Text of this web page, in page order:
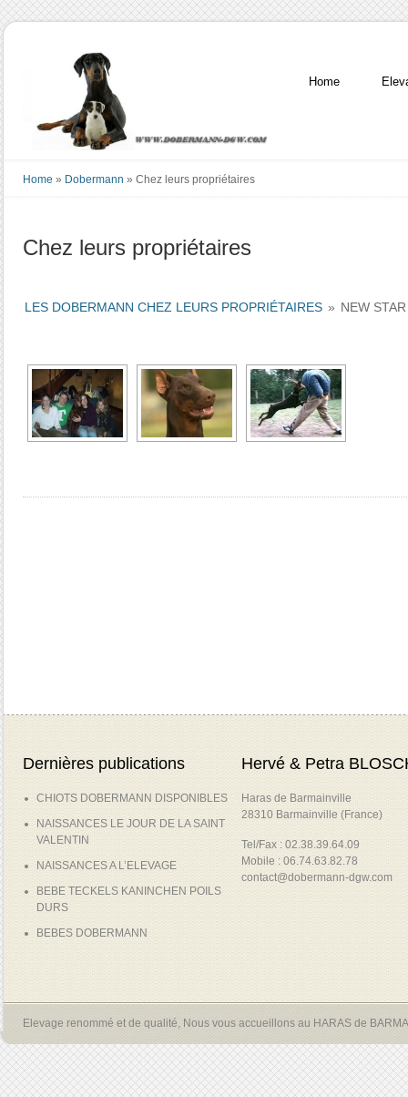
Home
Home » Dobermann » Chez leurs propriétaires
Chez leurs propriétaires
LES DOBERMANN CHEZ LEURS PROPRIÉTAIRES » NEW
Dernières publications
CHIOTS DOBERMANN DISPONIBLES
NAISSANCES LE JOUR DE LA SAINT
VALENTIN
NAISSANCES A L’ELEVAGE
BEBE TECKELS KANINCHEN POILS
DURS
BEBES DOBERMANN
Hervé & Petra
Haras de Barmainville
28310 Barmainville (France)
Tel/Fax : 02.38.39.64.09
Mobile : 06.74.63.82.78
contact@dobermann-dgw.com
Elevage renommé et de qualité, Nous vous accueillons au HARAS de